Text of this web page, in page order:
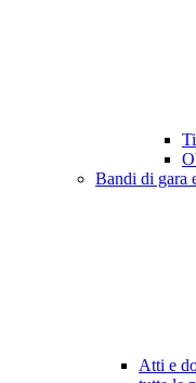
Bandi di gara
Atti e